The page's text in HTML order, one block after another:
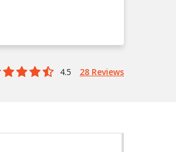
4.5 28 Reviews